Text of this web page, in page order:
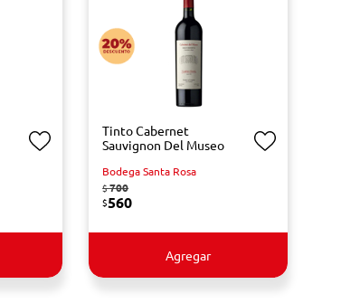
Tinto Cabernet
Sauvignon Del Museo
Bodega Santa Rosa
$700
$560
Agregar